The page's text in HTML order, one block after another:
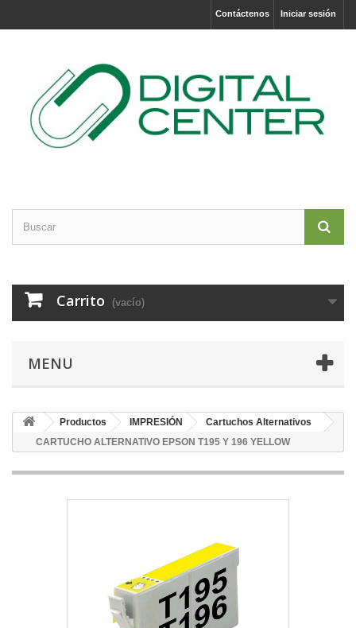
Iniciar sesión
Contáctenos
Carrito (vacío)
MENU
Productos IMPRESIÓN
Cartuchos Alternativos
CARTUCHO ALTERNATIVO EPSON T195 Y 196 YELLOW